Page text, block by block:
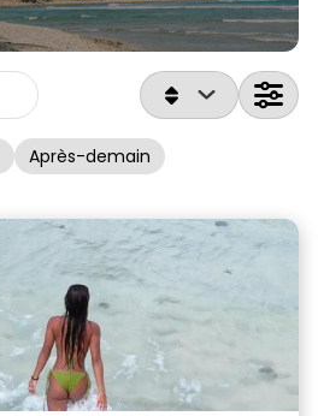
Après-demain